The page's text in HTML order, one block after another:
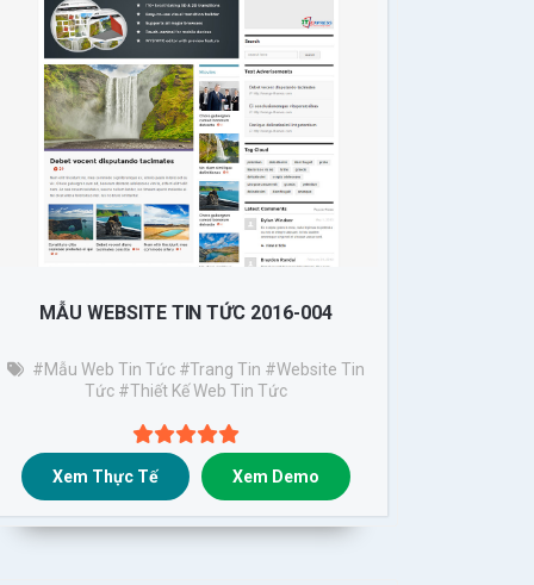
MẪU WEBSITE TIN TỨC 2016-004
#Mẫu Web Tin Tức #trang Tin #website Tin
Tức #thiết Kế Web Tin Tức
Xem Thực Tế Xem Demo